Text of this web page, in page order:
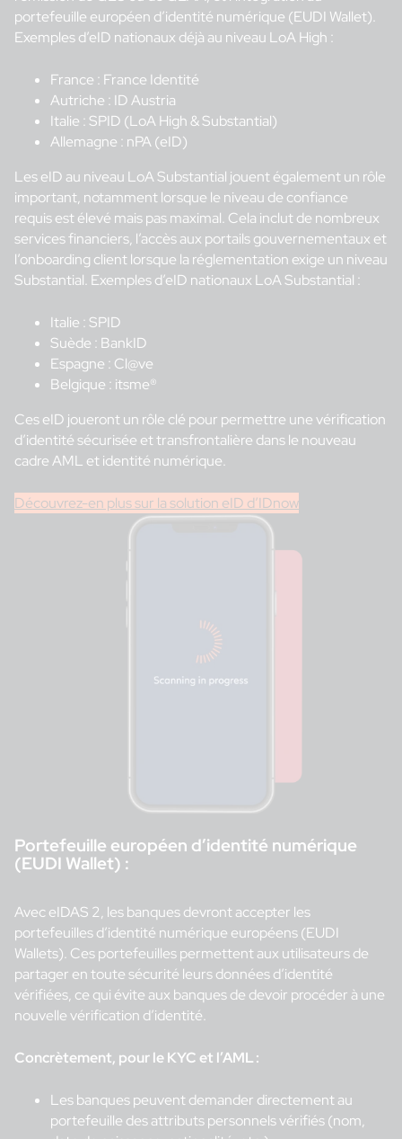
portefeuille européen d’identité numérique (EUDI Wallet).
Exemples d’eID nationaux déjà au niveau LoA High :
France : France Identité
Autriche : ID Austria
Italie : SPID (LoA High & Substantial)
Allemagne : nPA (eID)
Les eID au niveau LoA Substantial jouent également un rôle
important, notamment lorsque le niveau de confiance
requis est élevé mais pas maximal. Cela inclut de nombreux
services financiers, l’accès aux portails gouvernementaux et
l’onboarding client lorsque la réglementation exige un niveau
Substantial. Exemples d’eID nationaux LoA Substantial :
Italie : SPID
Suède : BankID
Espagne : Cl@ve
Belgique : itsme®
Ces eID joueront un rôle clé pour permettre une vérification
d’identité sécurisée et transfrontalière dans le nouveau
cadre AML et identité numérique.
Découvrez-en plus sur la solution eID d’IDnow
Portefeuille européen d’identité numérique
(EUDI Wallet) :
Avec eIDAS 2, les banques devront accepter les
portefeuilles d’identité numérique européens (EUDI
Wallets). Ces portefeuilles permettent aux utilisateurs de
partager en toute sécurité leurs données d’identité
vérifiées, ce qui évite aux banques de devoir procéder à une
nouvelle vérification d’identité.
Concrètement, pour le KYC et l’AML :
Les banques peuvent demander directement au
portefeuille des attributs personnels vérifiés (nom,